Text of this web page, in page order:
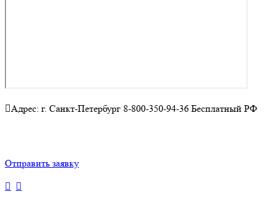
Адрес: г. Санкт-Петербург 8-800-350-94-36 Бесплатный РФ
Отправить заявку